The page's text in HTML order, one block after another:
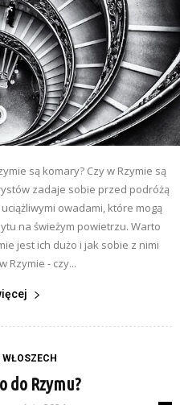
są komary? Czy w Rzymie są
zadaje sobie przed podróżą
owadami, które mogą
na świeżym powietrzu. Warto
jest ich dużo i jak sobie z nimi
Rzymie - czy...
WŁOSZECH
do Rzymu?